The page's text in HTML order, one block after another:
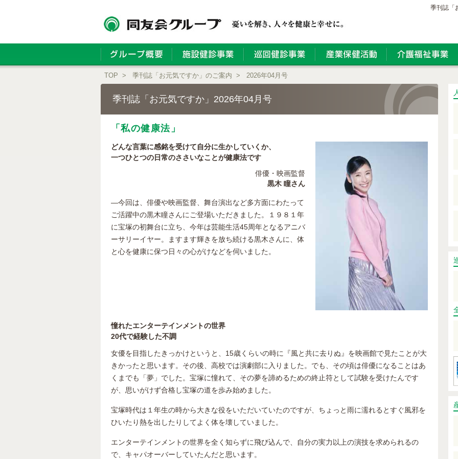
季刊誌「
TOP > 季刊誌「お元気ですか」のご案内 > 2026年04月号
季刊誌「お元気ですか」2026年04月号
「私の健康法」
どんな言葉に感銘を受けて自分に生かしていくか、
一つひとつの日常のささいなことが健康法です
俳優・映画監督
黒木 瞳さん
―今回は、俳優や映画監督、舞台演出など多方面にわたって
ご活躍中の黒木瞳さんにご登場いただきました。１９８１年
に宝塚の初舞台に立ち、今年は芸能生活45周年となるアニバ
ーサリーイヤー。ますます輝きを放ち続ける黒木さんに、体
と心を健康に保つ日々の心がけなどを伺いました。
憧れたエンターテインメントの世界
20代で経験した不調
女優を目指したきっかけというと、15歳くらいの時に『風と共に去りぬ』を映画館で見たことが大
きかったと思います。その後、高校では演劇部に入りました。でも、その頃は俳優になることはあ
くまでも「夢」でした。宝塚に憧れて、その夢を諦めるための終止符として試験を受けたんです
が、思いがけず合格し宝塚の道を歩み始めました。
宝塚時代は１年生の時から大きな役をいただいていたのですが、ちょっと雨に濡れるとすぐ風邪を
ひいたり熱を出したりしてよく体を壊していました。
エンターテインメントの世界を全く知らずに飛び込んで、自分の実力以上の演技を求められるの
で、キャパオーバーしていたんだと思います。